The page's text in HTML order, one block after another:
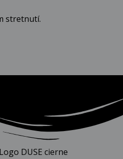
stretnutí.